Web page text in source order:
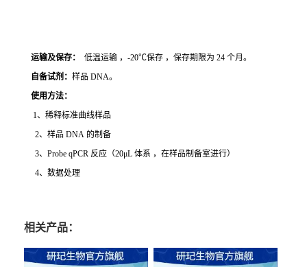
运输及保存：
低温运输 ，-20℃保存 ，保存期限为 24 个月。
自备试剂： 样品 DNA。
使用方法：
1、稀释标准曲线样品
2、样品 DNA 的制备
3、Probe qPCR 反应（20μL 体系 ，在样品制备室进行）
4、数据处理
相关产品：